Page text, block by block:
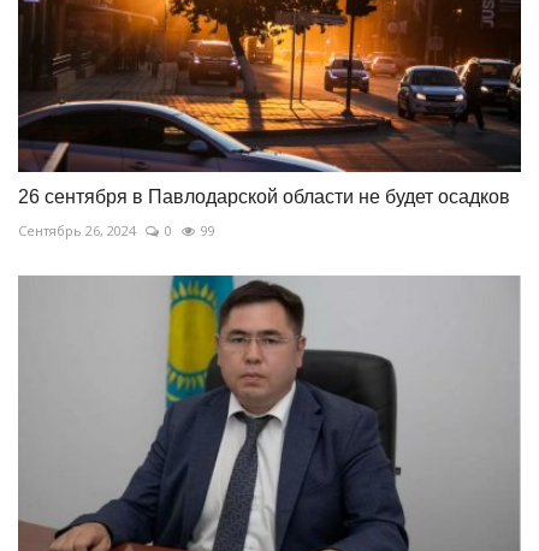
26 сентября в Павлодарской области не будет осадков
Сентябрь 26, 2024 0 99